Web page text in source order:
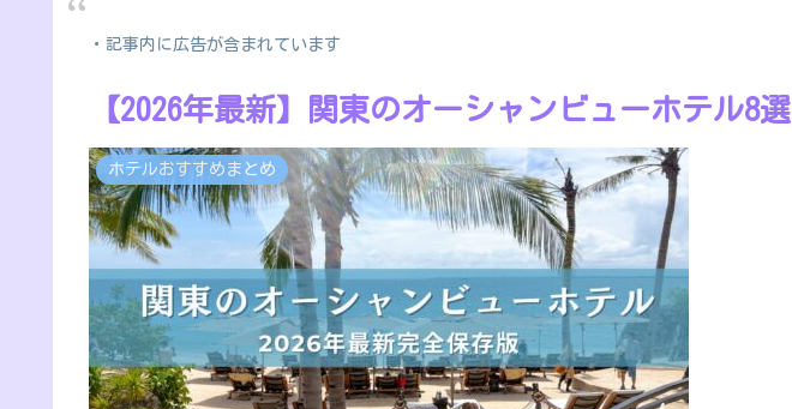
・記事内に広告が含まれています
【2026年最新】関東のオーシャンビューホテル8選
ホテルおすすめまとめ